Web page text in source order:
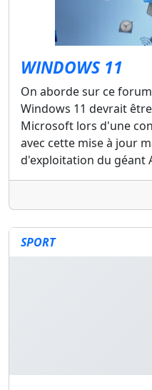
WINDOWS 11
On aborde sur ce
Windows 11 devrait
Microsoft lors d'une
avec cette mise à jour
d'exploitation du géant
SPORT